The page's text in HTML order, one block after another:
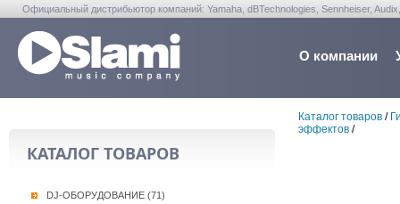
Официальный дистрибьютор компаний: Yamaha, dBTechnologies, Sennheiser,
О компании
КАТАЛОГ ТОВАРОВ
DJ-ОБОРУДОВАНИЕ (71)
Каталог товаров/
эффектов/